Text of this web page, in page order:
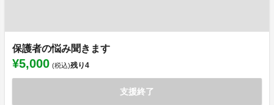
保護者の悩み聞きます
¥5,000 (税込)残り4
支援終了